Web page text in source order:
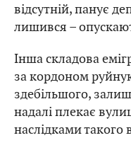
відсутній, панує
лишився –
Інша складова
за кордоном
здебільшого,
надалі плекає
наслідками